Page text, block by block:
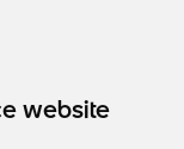
website